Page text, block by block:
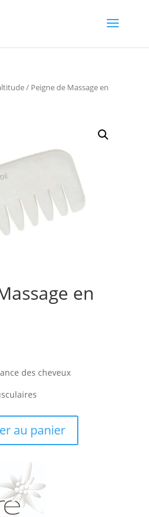
/ Peigne de Massage en
en
des cheveux
au panier